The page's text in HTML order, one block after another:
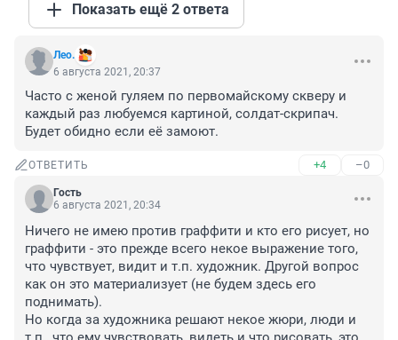
Показать ещё 2 ответа
Лео.
6 августа 2021, 20:37
Часто с женой гуляем по первомайскому скверу и
каждый раз любуемся картиной, солдат-скрипач.
Будет обидно если её замоют.
ОТВЕТИТЬ +4 –0
Гость
6 августа 2021, 20:34
Ничего не имею против граффити и кто его рисует, но
граффити - это прежде всего некое выражение того,
что чувствует, видит и т.п. художник. Другой вопрос
как он это материализует (не будем здесь его
поднимать).
Но когда за художника решают некое жюри, люди и